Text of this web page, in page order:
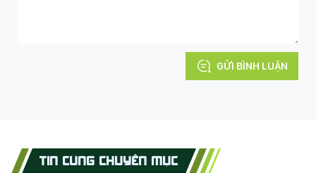
GỬI BÌNH LUẬN
TIN CÙNG CHUYÊN MỤC